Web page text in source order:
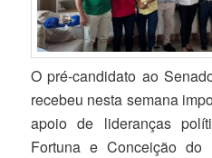
O pré-candidato ao
recebeu nesta semana
apoio de lideranças
Fortuna e Conceição do